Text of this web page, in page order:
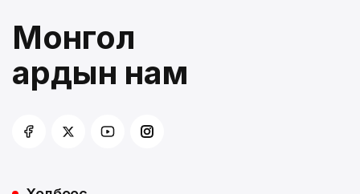
Монгол
ардын нам